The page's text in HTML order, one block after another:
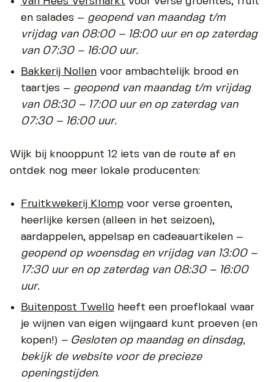
en salades – geopend van maandag t/m
vrijdag van 08:00 – 18:00 uur en op zaterdag
van 07:30 – 16:00 uur.
Bakkerij Nollenvoor ambachtelijk brood en
taartjes – geopend van maandag t/m vrijdag
van 08:30 – 17:00 uur en op zaterdag van
07:30 – 16:00 uur.
Wijk bij knooppunt 12 iets van de route af en
ontdek nog meer lokale producenten:
Fruitkwekerij Klompvoor verse groenten,
heerlijke kersen (alleen in het seizoen),
aardappelen, appelsap en cadeauartikelen –
geopend op woensdag en vrijdag van 13:00 –
17:30 uur en op zaterdag van 08:30 – 16:00
uur.
Buitenpost Twelloheeft een proeflokaal waar
je wijnen van eigen wijngaard kunt proeven (en
kopen!) – Gesloten op maandag en dinsdag,
bekijk de website voor de precieze
openingstijden.